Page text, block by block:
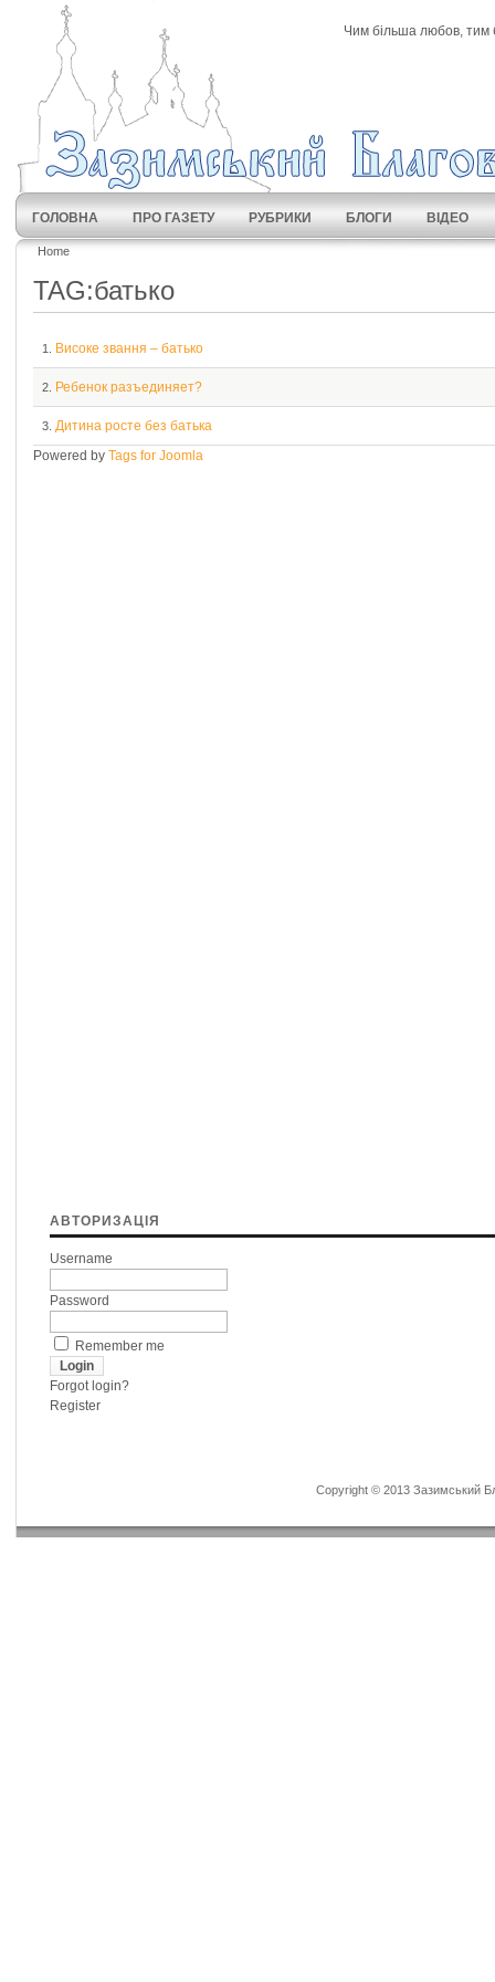
Чим більша любов, тим
ГОЛОВНА ПРО ГАЗЕТУ РУБРИКИ БЛОГИ ВІДЕО
Home
TAG:батько
1. Високе звання – батько
2. Ребенок разъединяет?
3. Дитина росте без батька
Powered by Tags for Joomla
АВТОРИЗАЦІЯ
Username
Password
Remember me
Forgot login?
Register
Copyright © 2013 Зазимський